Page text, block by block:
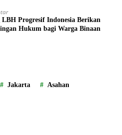
Progresif Indonesia Berikan
Hukum bagi Warga Binaan
Jakarta Asahan